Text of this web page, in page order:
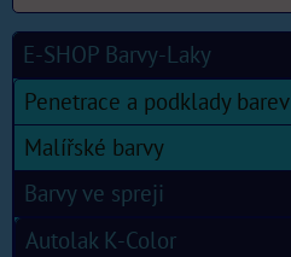
E-SHOP Barvy-Laky
Penetrace a podklady barev
Malířské barvy
Barvy ve spreji
Autolak K-Color